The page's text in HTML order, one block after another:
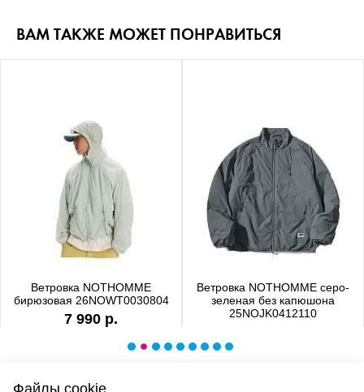
ВАМ ТАКЖЕ МОЖЕТ ПОНРАВИТЬСЯ
Ветровка NOTHOMME
бирюзовая 26NOWT0030804
7 990 р.
Ветровка NOTHOMME серо-
зеленая без капюшона
25NOJK0412110
Файлы cookie